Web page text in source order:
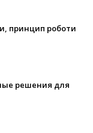
принцип роботи
решения для